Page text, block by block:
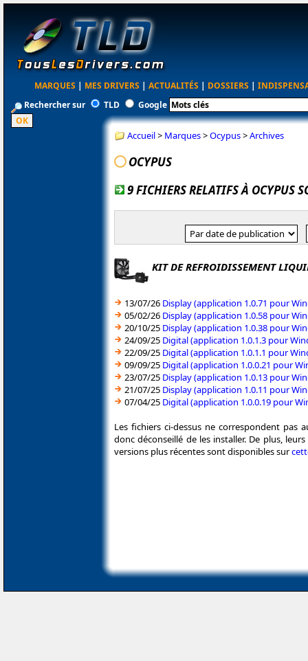
MARQUES | MES DRIVERS | ACTUALITÉS | DOSSIERS |
Rechercher sur
TLD Google
Accueil> Marques>Ocypus>Archives
OCYPUS
9 FICHIERS RELATIFS À OCYPUS
KIT DE REFROIDISSEMENT
13/07/26 Display (application 1.0.71 pour
05/02/26 Display (application 1.0.58 pour
20/10/25 Display (application 1.0.38 pour
24/09/25 Digital (application 1.0.1.3 pour
22/09/25 Digital (application 1.0.1.1 pour
09/09/25 Digital (application 1.0.0.21 pour
23/07/25 Display (application 1.0.13 pour
21/07/25 Display (application 1.0.11 pour
07/04/25 Digital (application 1.0.0.19 pour
Les fichiers ci-dessus ne correspondent pas
donc déconseillé de les installer. De plus,
versions plus récentes sont disponibles sur